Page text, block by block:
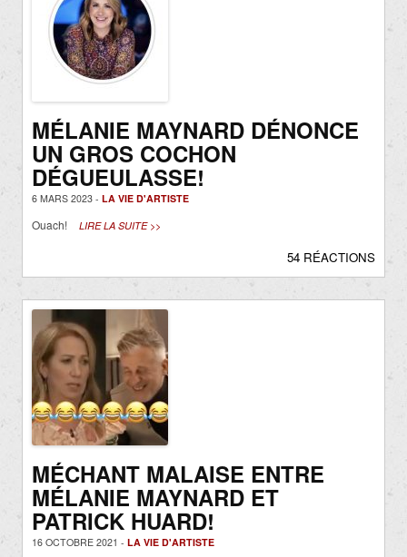
MÉLANIE MAYNARD DÉNONCE
UN GROS COCHON
DÉGUEULASSE!
6 MARS 2023 - LA VIE D'ARTISTE
Ouach! LIRE LA SUITE >>
54 RÉACTIONS
MÉCHANT MALAISE ENTRE
MÉLANIE MAYNARD ET
PATRICK HUARD!
16 OCTOBRE 2021 - LA VIE D'ARTISTE